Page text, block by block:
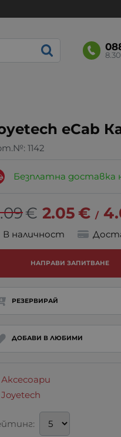
eCab
1142
Безплатна доставка
€ 2.05 € /
В наличност
НАПРАВИ ЗАПИТВАНЕ
РЕЗЕРВИРАЙ
ДОБАВИ В ЛЮБИМИ
Аксесоари
Joyetech